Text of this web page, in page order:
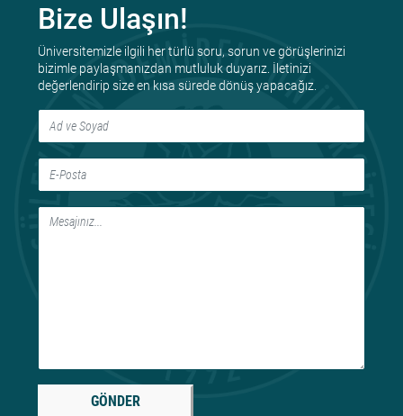
Bize Ulaşın!
Üniversitemizle ilgili her türlü soru, sorun ve görüşlerinizi
bizimle paylaşmanızdan mutluluk duyarız. İletinizi
değerlendirip size en kısa sürede dönüş yapacağız.
GÖNDER